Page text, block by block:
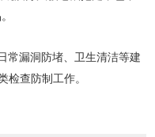
常漏洞防堵、卫生清洁等建
检查防制工作。